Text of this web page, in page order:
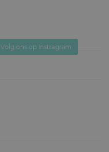
Volg ons op Instragram